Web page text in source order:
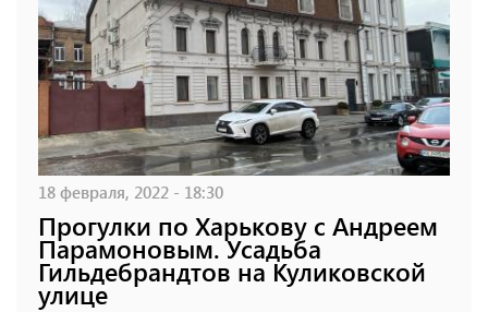
18 февраля, 2022 - 18:30
Прогулки по Харькову с Андреем
Парамоновым. Усадьба
Гильдебрандтов на Куликовской
улице